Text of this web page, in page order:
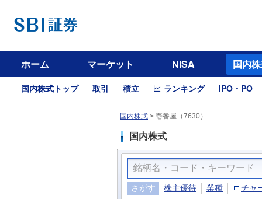
ホーム マーケット NISA 国内
国内株式トップ 取引 積立 ランキング IPO・PO
国内株式 > 壱番屋（7630）
国内株式
さがす 株主優待 業種 チャ